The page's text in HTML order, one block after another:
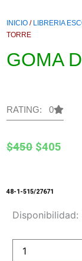
INICIO / LIBRERIA
TORRE
GOMA
RATING: 0
$450 El
$450.
$405
48-1-515/27671
Disponibilidad:
GOMA
GRANDE